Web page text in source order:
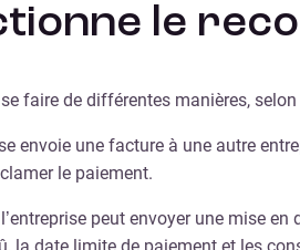
le
faire de différentes manières,
envoie une facture à une autre
le paiement.
peut envoyer une mise